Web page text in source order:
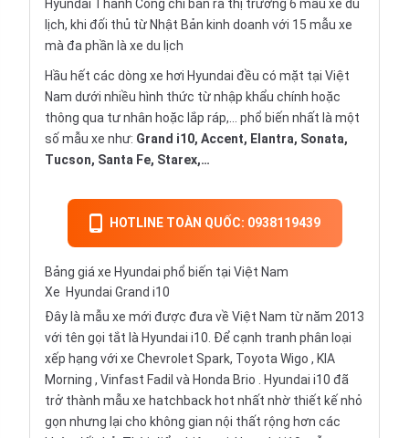
Hyundai Thành Công chỉ bán ra thị trường 6 mẫu xe du
lịch, khi đối thủ từ Nhật Bản kinh doanh với 15 mẫu xe
mà đa phần là xe du lịch
Hầu hết các dòng xe hơi Hyundai đều có mặt tại Việt
Nam dưới nhiều hình thức từ nhập khẩu chính hoặc
thông qua tư nhân hoặc lắp ráp,… phổ biến nhất là một
số mẫu xe như: Grand i10, Accent, Elantra, Sonata,
Tucson, Santa Fe, Starex,…
HOTLINE TOÀN QUỐC: 0938119439
Bảng giá xe Hyundai phổ biến tại Việt Nam
Xe Hyundai Grand i10
Đây là mẫu xe mới được đưa về Việt Nam từ năm 2013
với tên gọi tắt là Hyundai i10. Để cạnh tranh phân loại
xếp hạng với xe Chevrolet Spark, Toyota Wigo , KIA
Morning , Vinfast Fadil và Honda Brio . Hyundai i10 đã
trở thành mẫu xe hatchback hot nhất nhờ thiết kế nhỏ
gọn nhưng lại cho không gian nội thất rộng hơn các